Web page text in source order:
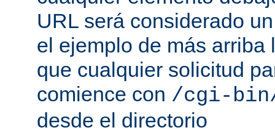
URL será considerado
el ejemplo de más arriba
que cualquier solicitud
comience con /cgi-
desde el directorio